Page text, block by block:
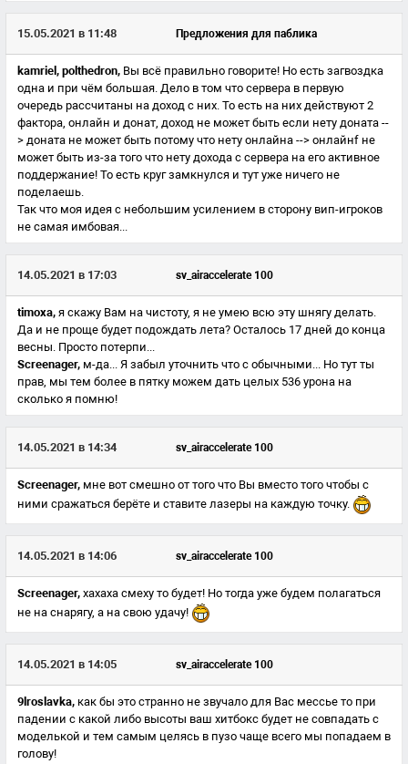
15.05.2021 в 11:48 Предложения для паблика
kamriel, polthedron, Вы всё правильно говорите! Но есть загвоздка
одна и при чём большая. Дело в том что сервера в первую
очередь рассчитаны на доход с них. То есть на них действуют 2
фактора, онлайн и донат, доход не может быть если нету доната --
> доната не может быть потому что нету онлайна --> онлайнf не
может быть из-за того что нету дохода с сервера на его активное
поддержание! То есть круг замкнулся и тут уже ничего не
поделаешь.
Так что моя идея с небольшим усилением в сторону вип-игроков
не самая имбовая...
14.05.2021 в 17:03 sv_airaccelerate 100
timoxa, я скажу Вам на чистоту, я не умею всю эту шнягу делать.
Да и не проще будет подождать лета? Осталось 17 дней до конца
весны. Просто потерпи...
Screenager, м-да... Я забыл уточнить что с обычными... Но тут ты
прав, мы тем более в пятку можем дать целых 536 урона на
сколько я помню!
14.05.2021 в 14:34 sv_airaccelerate 100
Screenager, мне вот смешно от того что Вы вместо того чтобы с
ними сражаться берёте и ставите лазеры на каждую точку.
14.05.2021 в 14:06 sv_airaccelerate 100
Screenager, хахаха смеху то будет! Но тогда уже будем полагаться
не на снарягу, а на свою удачу!
14.05.2021 в 14:05 sv_airaccelerate 100
9lroslavka, как бы это странно не звучало для Вас мессье то при
падении с какой либо высоты ваш хитбокс будет не совпадать с
моделькой и тем самым целясь в пузо чаще всего мы попадаем в
голову!